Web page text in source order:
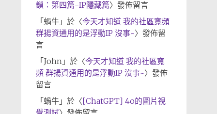
鎖：第四篇-IP隱藏篇〉發佈留言
「 蝸牛」於〈今天才知道 我的社區寬頻
群揚資通用的是浮動IP 沒事~〉發佈留
言
「 John」於〈今天才知道 我的社區寬
頻 群揚資通用的是浮動IP 沒事~〉發佈
留言
「 蝸牛」於〈[ChatGPT] 4o的圖片視